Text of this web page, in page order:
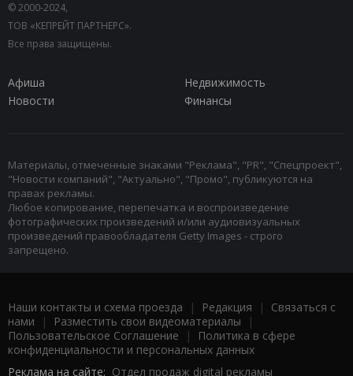
© 2000-2024,
ТОВ «КЕПРЕЙТ ПАРТНЕРС».
Все права защищены.
Афиша
Недвижимость
Новости
Финансы
Материалы, отмеченные знаками "Реклама", "PR", "Спецпроект",
"Новости компаний", "Актуально", "Промо", публикуются на
правах рекламы.
Любое копирование, перепечатка и воспроизведение
фотографических произведений и/или аудиовизуальных
произведений правообладателя Getty Images - строго
запрещено.
Наши контакты и схема проезда | Редакция | Связаться с
нами | Разместить свои видеоматериалы |
Пользовательское Соглашение |
Политика в сфере
конфиденциальности и персональных данных
Реклама на сайте: Отдел продаж digital рекламы